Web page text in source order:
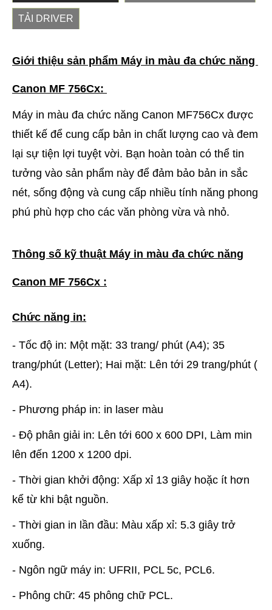
TẢI DRIVER
Giới thiệu sản phẩm Máy in màu đa chức năng
Canon MF 756Cx:
Máy in màu đa chức năng Canon MF756Cx được
thiết kế để cung cấp bản in chất lượng cao và đem
lại sự tiện lợi tuyệt vời. Bạn hoàn toàn có thể tin
tưởng vào sản phẩm này để đảm bảo bản in sắc
nét, sống động và cung cấp nhiều tính năng phong
phú phù hợp cho các văn phòng vừa và nhỏ.
Thông số kỹ thuật Máy in màu đa chức năng
Canon MF 756Cx :
Chức năng in:
- Tốc độ in: Một mặt: 33 trang/ phút (A4); 35
trang/phút (Letter); Hai mặt: Lên tới 29 trang/phút (
A4).
- Phương pháp in: in laser màu
- Độ phân giải in: Lên tới 600 x 600 DPI, Làm min
lên đến 1200 x 1200 dpi.
- Thời gian khởi động: Xấp xỉ 13 giây hoặc ít hơn
kể từ khi bật nguồn.
- Thời gian in lần đầu: Màu xấp xỉ: 5.3 giây trở
xuống.
- Ngôn ngữ máy in: UFRII, PCL 5c, PCL6.
- Phông chữ: 45 phông chữ PCL.